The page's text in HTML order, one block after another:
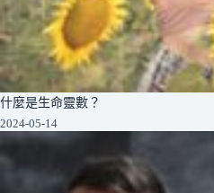
什麼是生命靈數？
2024-05-14